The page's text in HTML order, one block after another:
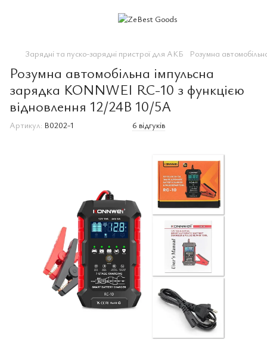
Зарядні та пуско-зарядні пристрої для АКБ Розумна
Розумна автомобільна імпульсна
зарядка KONNWEI RC-10 з функцією
відновлення 12/24В 10/5А
Артикул: B0202-1 6 відгуків